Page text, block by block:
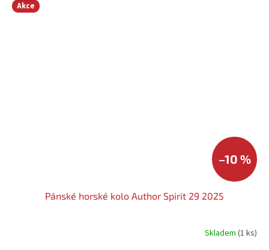
Akce
–10 %
Pánské horské kolo Author Spirit 29 2025
Skladem (1 ks)